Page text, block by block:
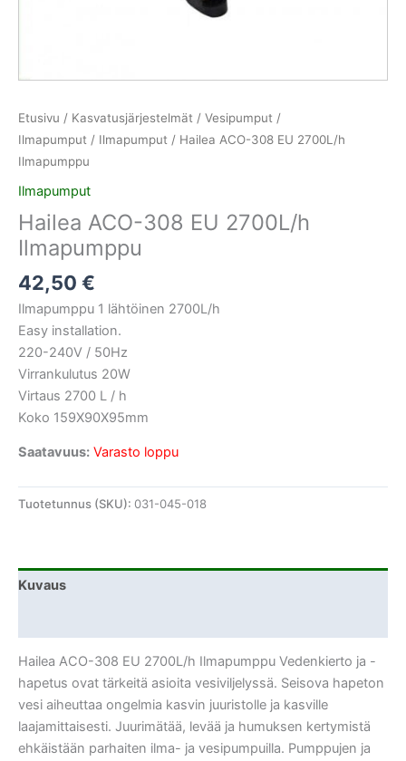
Etusivu / Kasvatusjärjestelmät / Vesipumput /
Ilmapumput / Ilmapumput / Hailea ACO-308 EU 2700L/h
Ilmapumppu
Ilmapumput
Hailea ACO-308 EU 2700L/h
Ilmapumppu
42,50 €
Ilmapumppu 1 lähtöinen 2700L/h
Easy installation.
220-240V / 50Hz
Virrankulutus 20W
Virtaus 2700 L / h
Koko 159X90X95mm
Saatavuus: Varasto loppu
Tuotetunnus (SKU): 031-045-018
Kuvaus
Hailea ACO-308 EU 2700L/h Ilmapumppu Vedenkierto ja -
hapetus ovat tärkeitä asioita vesiviljelyssä. Seisova hapeton
vesi aiheuttaa ongelmia kasvin juuristolle ja kasville
laajamittaisesti. Juurimätää, levää ja humuksen kertymistä
ehkäistään parhaiten ilma- ja vesipumpuilla. Pumppujen ja